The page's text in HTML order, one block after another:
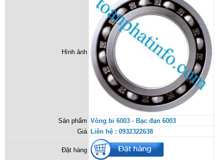
Hình ảnh
Sản phẩm Vòng bi 6003 - Bạc đạn 6003
Giá Liên hệ : 0932322638
Đặt hàng